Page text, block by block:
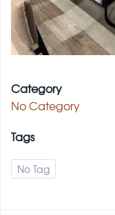
Category
No Category
Tags
No Tag